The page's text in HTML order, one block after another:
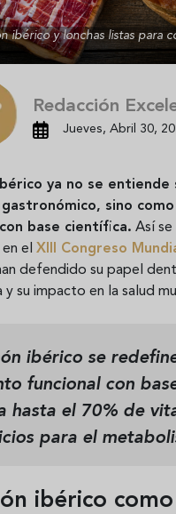
ibérico y lonchas listas para
Redacción
Jueves, Abril 30,
ya no se entiende
sino
base científica. Así
el XIII Congreso
defendido su papel
y su impacto en la salud
ibérico se
funcional con
hasta el 70% de
para el
ibérico